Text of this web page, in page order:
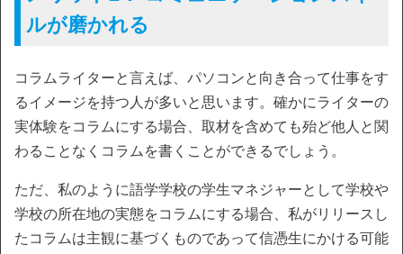
ルが磨かれる
コラムライターと言えば、パソコンと向き合って仕事をす
るイメージを持つ人が多いと思います。確かにライターの
実体験をコラムにする場合、取材を含めても殆ど他人と関
わることなくコラムを書くことができるでしょう。
ただ、私のように語学学校の学生マネジャーとして学校や
学校の所在地の実態をコラムにする場合、私がリリースし
たコラムは主観に基づくものであって信憑生にかける可能